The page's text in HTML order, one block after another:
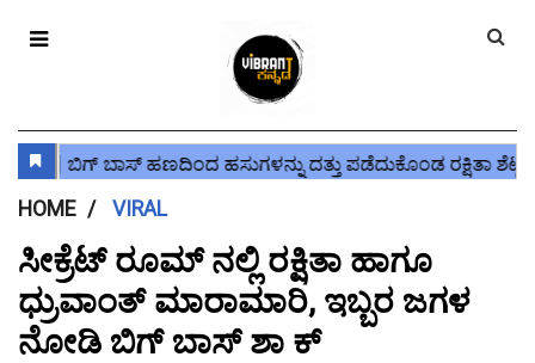
HOME VIRAL
ಸೀಕ್ರೆಟ್ ರೂಮ್ ನಲ್ಲಿ ರಕ್ಷಿತಾ ಹಾಗೂ
ಧ್ರುವಾಂತ್ ಮಾರಾಮಾರಿ, ಇಬ್ಬರ ಜಗಳ
ನೋಡಿ ಬಿಗ್ ಬಾಸ್ ಶಾ ಕ್